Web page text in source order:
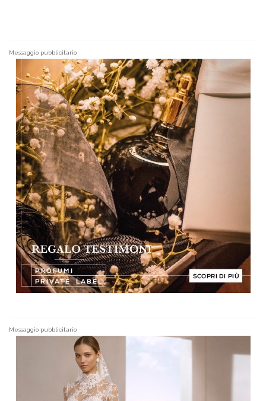
Messaggio pubblicitario
Messaggio pubblicitario